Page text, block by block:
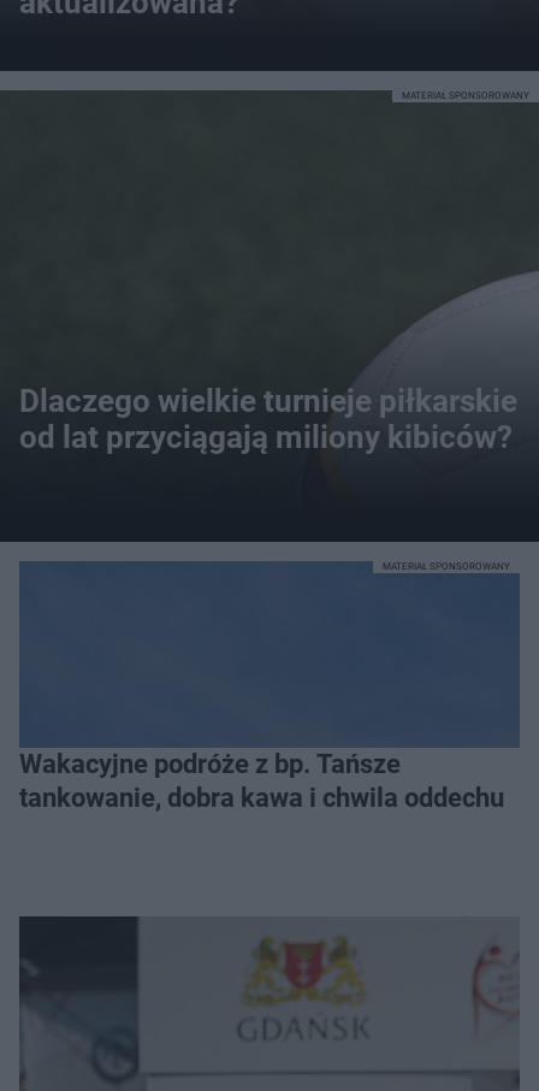
Dlaczego wielkie turnieje piłkarskie
od lat przyciągają miliony kibiców?
MATERIAŁ SPONSOROWANY
Wakacyjne podróże z bp. Tańsze
tankowanie, dobra kawa i chwila oddechu
MATERIAŁ SPONSOROWANY